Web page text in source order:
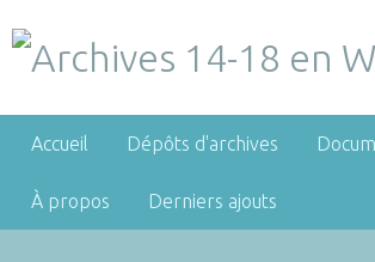
Accueil Dépôts d'archives
À propos Derniers ajouts